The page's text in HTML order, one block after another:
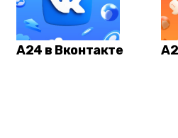
А24 в Вконтакте